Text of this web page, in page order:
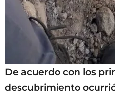
De acuerdo con los
descubrimiento